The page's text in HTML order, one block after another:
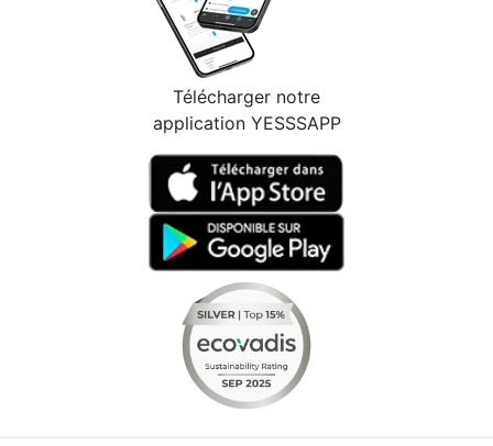
Télécharger notre
application YESSSAPP